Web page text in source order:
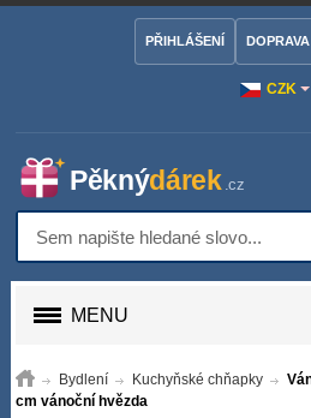
CZK
PŘIHLÁŠENÍ DOPRAVA
MENU
Bydlení Kuchyňské chňapky
cm vánoční hvězda